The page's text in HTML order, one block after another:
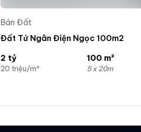
Bán Đất
Đất Tứ Ngân Điện Ngọc 100m2
2 tỷ
20 triệu/m²
100 m²
5 x 20m